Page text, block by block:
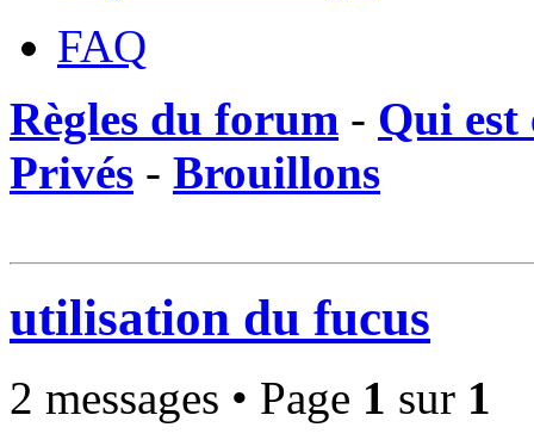
FAQ
Règles du forum - Qui est
Privés - Brouillons
utilisation du fucus
2 messages • Page 1 sur 1